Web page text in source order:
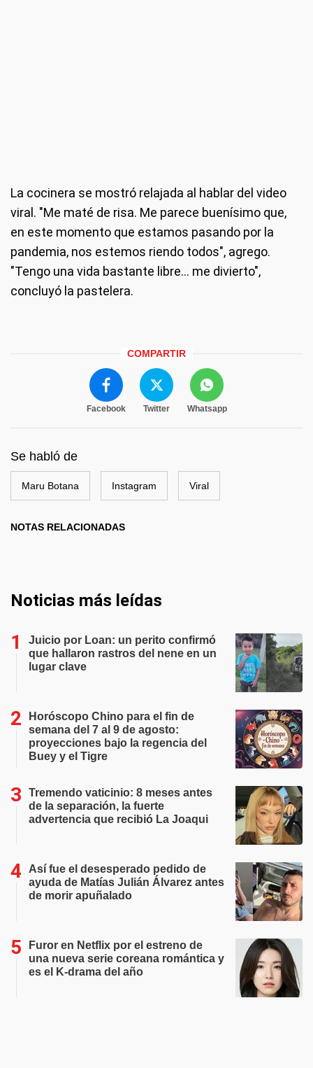
La cocinera se mostró relajada al hablar del video
viral. "Me maté de risa. Me parece buenísimo que,
en este momento que estamos pasando por la
pandemia, nos estemos riendo todos", agrego.
"Tengo una vida bastante libre... me divierto",
concluyó la pastelera.
COMPARTIR
Facebook Twitter Whatsapp
Se habló de
Maru Botana Instagram Viral
NOTAS RELACIONADAS
Noticias más leídas
Juicio por Loan: un perito confirmó
que hallaron rastros del nene en un
lugar clave
Horóscopo Chino para el fin de
semana del 7 al 9 de agosto:
proyecciones bajo la regencia del
Buey y el Tigre
Tremendo vaticinio: 8 meses antes
de la separación, la fuerte
advertencia que recibió La Joaqui
Así fue el desesperado pedido de
ayuda de Matías Julián Álvarez antes
de morir apuñalado
Furor en Netflix por el estreno de
una nueva serie coreana romántica y
es el K-drama del año